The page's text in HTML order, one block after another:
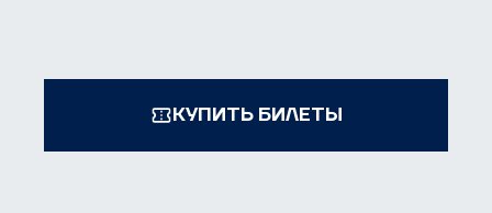
КУПИТЬ БИЛЕТЫ